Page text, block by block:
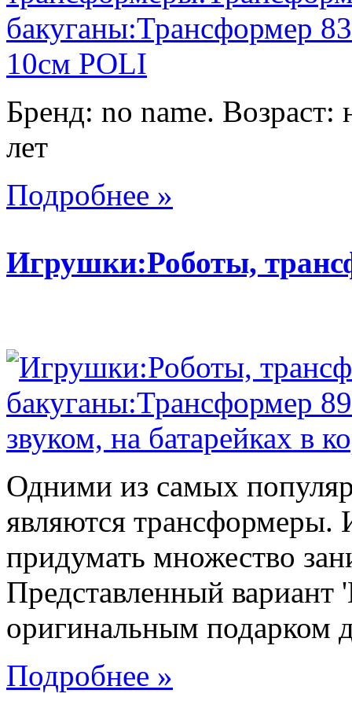
Бренд: no name. Возраст:
лет
Подробнее »
Игрушки:Роботы,
Одними из самых
являются
придумать множество
Представленный
оригинальным подарком
Подробнее »